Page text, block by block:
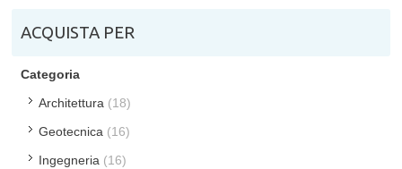
ACQUISTA PER
Categoria
Architettura (18)
Geotecnica (16)
Ingegneria (16)